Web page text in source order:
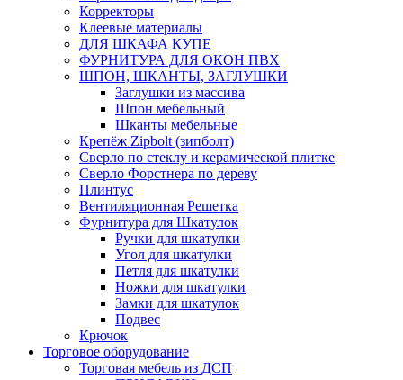
Корректоры
Клеевые материалы
ДЛЯ ШКАФА КУПЕ
ФУРНИТУРА ДЛЯ ОКОН ПВХ
ШПОН, ШКАНТЫ, ЗАГЛУШКИ
Заглушки из массива
Шпон мебельный
Шканты мебельные
Крепёж Zipbolt (зипболт)
Сверло по стеклу и керамической плитке
Сверло Форстнера по дереву
Плинтус
Вентиляционная Решетка
Фурнитура для Шкатулок
Ручки для шкатулки
Угол для шкатулки
Петля для шкатулки
Ножки для шкатулки
Замки для шкатулок
Подвес
Крючок
Торговое оборудование
Торговая мебель из ДСП